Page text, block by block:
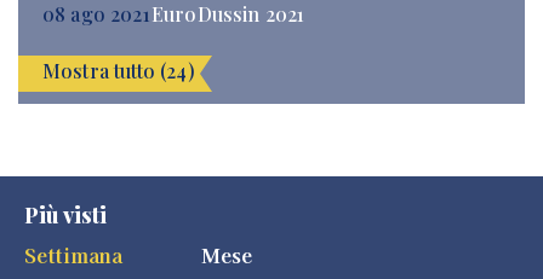
08 ago 2021EuroDussin 2021
Mostra tutto (24)
Più visti
Settimana
Mese